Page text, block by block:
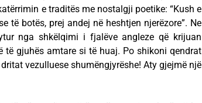
e traditës me nostalgji poetike: “Kush e
të botës, prej andej në heshtjen njerëzore”. Ne
nga shkëlqimi i fjalëve angleze që krijuan
të gjuhës amtare si të huaj. Po shikoni qendrat
vezulluese shumëngjyrëshe! Aty gjejmë një